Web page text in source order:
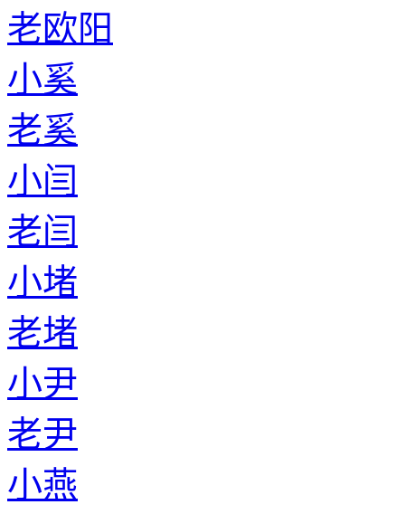
老欧阳
小奚
老奚
小闫
老闫
小堵
老堵
小尹
老尹
小燕